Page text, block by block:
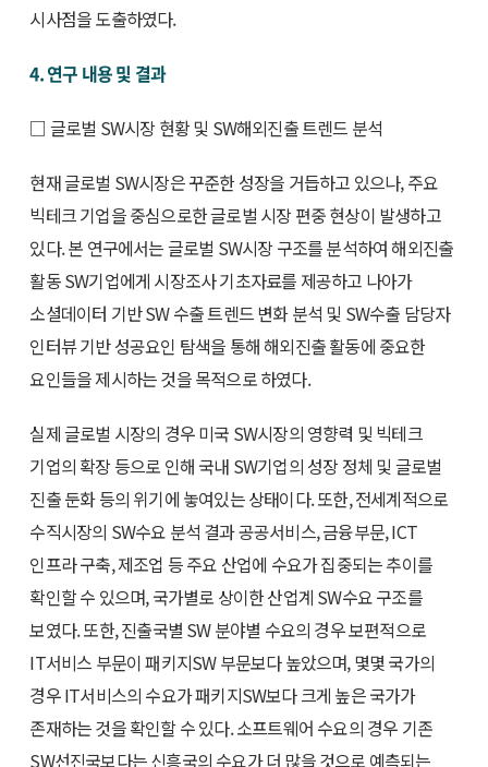
시사점을 도출하였다.
4. 연구 내용 및 결과
□ 글로벌 SW시장 현황 및 SW해외진출 트렌드 분석
현재 글로벌 SW시장은 꾸준한 성장을 거듭하고 있으나, 주요
빅테크 기업을 중심으로한 글로벌 시장 편중 현상이 발생하고
있다. 본 연구에서는 글로벌 SW시장 구조를 분석하여 해외진출
활동 SW기업에게 시장조사 기초자료를 제공하고 나아가
소셜데이터 기반 SW 수출 트렌드 변화 분석 및 SW수출 담당자
인터뷰 기반 성공요인 탐색을 통해 해외진출 활동에 중요한
요인들을 제시하는 것을 목적으로 하였다.
실제 글로벌 시장의 경우 미국 SW시장의 영향력 및 빅테크
기업의 확장 등으로 인해 국내 SW기업의 성장 정체 및 글로벌
진출 둔화 등의 위기에 놓여있는 상태이다. 또한, 전세계적으로
수직시장의 SW수요 분석 결과 공공서비스, 금융부문, ICT
인프라 구축, 제조업 등 주요 산업에 수요가 집중되는 추이를
확인할 수 있으며, 국가별로 상이한 산업계 SW수요 구조를
보였다. 또한, 진출국별 SW 분야별 수요의 경우 보편적으로
IT서비스 부문이 패키지SW 부문보다 높았으며, 몇몇 국가의
경우 IT서비스의 수요가 패키지SW보다 크게 높은 국가가
존재하는 것을 확인할 수 있다. 소프트웨어 수요의 경우 기존
SW선진국보다는 신흥국의 수요가 더 많을 것으로 예측되는